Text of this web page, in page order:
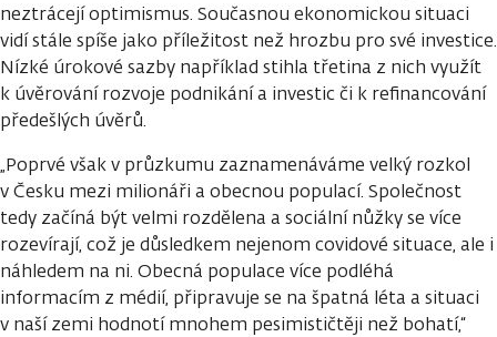
neztrácejí optimismus. Současnou ekonomickou situaci
vidí stále spíše jako příležitost než hrozbu pro své investice.
Nízké úrokové sazby například stihla třetina z nich využít
k úvěrování rozvoje podnikání a investic či k refinancování
předešlých úvěrů.
„Poprvé však v průzkumu zaznamenáváme velký rozkol
v Česku mezi milionáři a obecnou populací. Společnost
tedy začíná být velmi rozdělena a sociální nůžky se více
rozevírají, což je důsledkem nejenom covidové situace, ale i
náhledem na ni. Obecná populace více podléhá
informacím z médií, připravuje se na špatná léta a situaci
v naší zemi hodnotí mnohem pesimističtěji než bohatí,“